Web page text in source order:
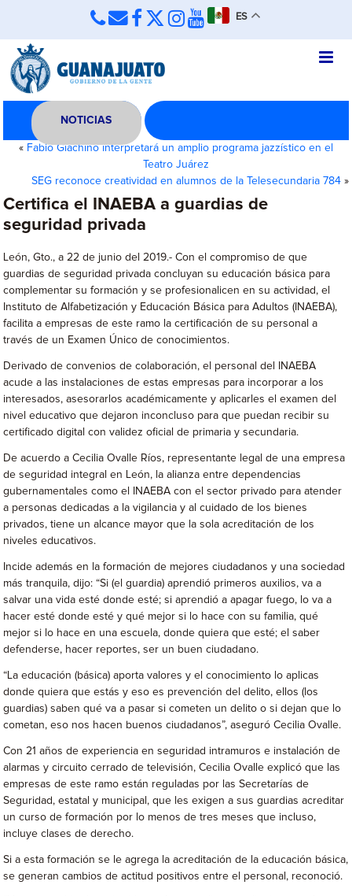
ES
NOTICIAS
« Fabio Giachino interpretará un amplio programa jazzístico en el
Teatro Juárez
SEG reconoce creatividad en alumnos de la Telesecundaria 784»
Certifica el INAEBA a guardias de
seguridad privada
León, Gto., a 22 de junio del 2019.- Con el compromiso de que
guardias de seguridad privada concluyan su educación básica para
complementar su formación y se profesionalicen en su actividad, el
Instituto de Alfabetización y Educación Básica para Adultos (INAEBA),
facilita a empresas de este ramo la certificación de su personal a
través de un Examen Único de conocimientos.
Derivado de convenios de colaboración, el personal del INAEBA
acude a las instalaciones de estas empresas para incorporar a los
interesados, asesorarlos académicamente y aplicarles el examen del
nivel educativo que dejaron inconcluso para que puedan recibir su
certificado digital con validez oficial de primaria y secundaria.
De acuerdo a Cecilia Ovalle Ríos, representante legal de una empresa
de seguridad integral en León, la alianza entre dependencias
gubernamentales como el INAEBA con el sector privado para atender
a personas dedicadas a la vigilancia y al cuidado de los bienes
privados, tiene un alcance mayor que la sola acreditación de los
niveles educativos.
Incide además en la formación de mejores ciudadanos y una sociedad
más tranquila, dijo: “Si (el guardia) aprendió primeros auxilios, va a
salvar una vida esté donde esté; si aprendió a apagar fuego, lo va a
hacer esté donde esté y qué mejor si lo hace con su familia, qué
mejor si lo hace en una escuela, donde quiera que esté; el saber
defenderse, hacer reportes, ser un buen ciudadano.
“La educación (básica) aporta valores y el conocimiento lo aplicas
donde quiera que estás y eso es prevención del delito, ellos (los
guardias) saben qué va a pasar si cometen un delito o si dejan que lo
cometan, eso nos hacen buenos ciudadanos”, aseguró Cecilia Ovalle.
Con 21 años de experiencia en seguridad intramuros e instalación de
alarmas y circuito cerrado de televisión, Cecilia Ovalle explicó que las
empresas de este ramo están reguladas por las Secretarías de
Seguridad, estatal y municipal, que les exigen a sus guardias acreditar
un curso de formación por lo menos de tres meses que incluso,
incluye clases de derecho.
Si a esta formación se le agrega la acreditación de la educación básica,
se generan cambios de actitud positivos entre el personal, reconoció.